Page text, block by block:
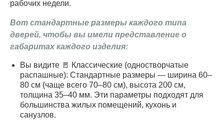
рабочих недели.
Вот стандартные размеры каждого типа
дверей, чтобы вы имели представление о
габаритах каждого изделия:
Вы видите 🚪 Классические (одностворчатые
распашные): Стандартные размеры — ширина 60–
80 см (чаще всего 70–80 см), высота 200 см,
толщина 35–40 мм. Эти параметры подходят для
большинства жилых помещений, кухонь и
санузлов.